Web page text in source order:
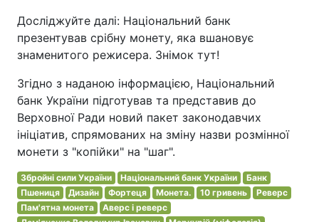
Досліджуйте далі: Національний банк
презентував срібну монету, яка вшановує
знаменитого режисера. Знімок тут!
Згідно з наданою інформацією, Національний
банк України підготував та представив до
Верховної Ради новий пакет законодавчих
ініціатив, спрямованих на зміну назви розмінної
монети з "копійки" на "шаг".
Збройні сили України Національний банк України
Банк
Пшениця
Дизайн Фортеця Монета. 10 гривень
Реверс
Пам'ятна монета
Аверс і реверс